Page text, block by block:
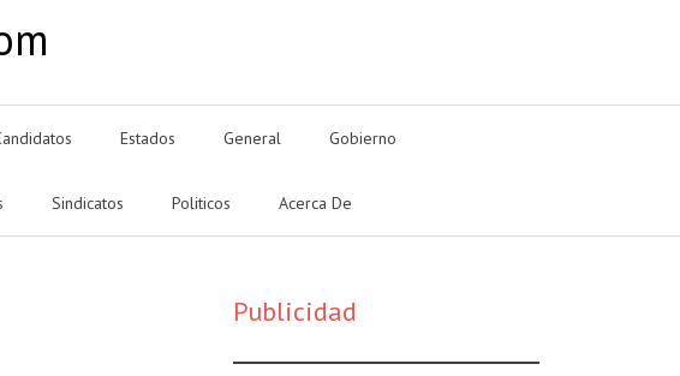
Estados General Gobierno
Sindicatos Politicos Acerca De
Publicidad